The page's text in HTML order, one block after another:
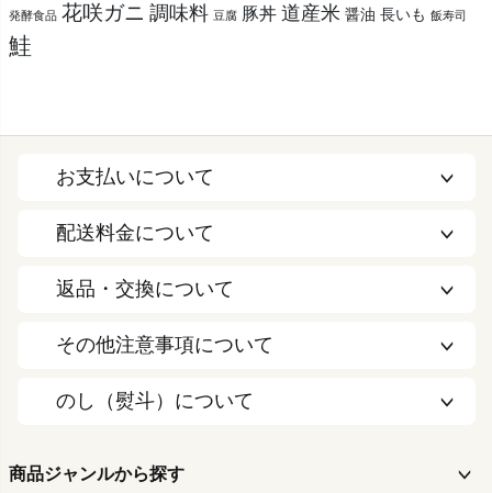
発酵食品 花咲ガニ 調味料 豆腐 豚丼 道産米 醤油 長いも 飯寿司
鮭
お支払いについて
配送料金について
返品・交換について
その他注意事項について
のし（熨斗）について
商品ジャンルから探す